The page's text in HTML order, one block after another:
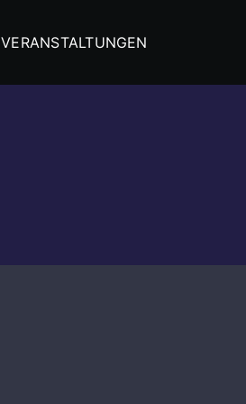
VERANSTALTUNGEN